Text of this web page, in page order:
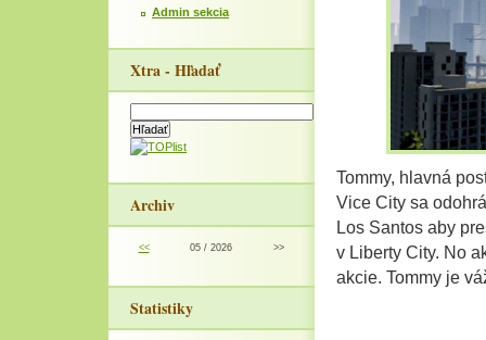
Admin sekcia
Xtra - Hľadať
Archiv
<< 05 / 2026 >>
Statistiky
Tommy, hlavná
Vice City sa
Los Santos aby
v Liberty City. No
akcie. Tommy je